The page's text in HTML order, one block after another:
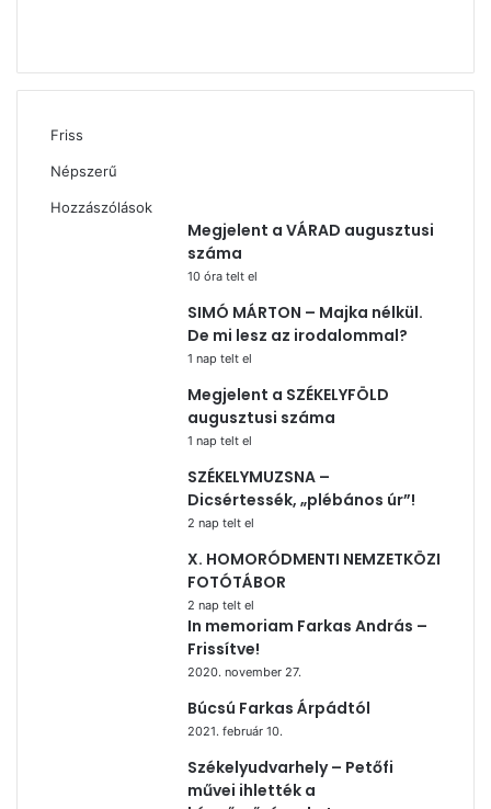
Friss
Népszerű
Hozzászólások
Megjelent a VÁRAD augusztusi
száma
10 óra telt el
SIMÓ MÁRTON – Majka nélkül.
De mi lesz az irodalommal?
1 nap telt el
Megjelent a SZÉKELYFÖLD
augusztusi száma
1 nap telt el
SZÉKELYMUZSNA –
Dicsértessék, „plébános úr”!
2 nap telt el
X. HOMORÓDMENTI NEMZETKÖZI
FOTÓTÁBOR
2 nap telt el
In memoriam Farkas András –
Frissítve!
2020. november 27.
Búcsú Farkas Árpádtól
2021. február 10.
Székelyudvarhely – Petőfi
művei ihlették a